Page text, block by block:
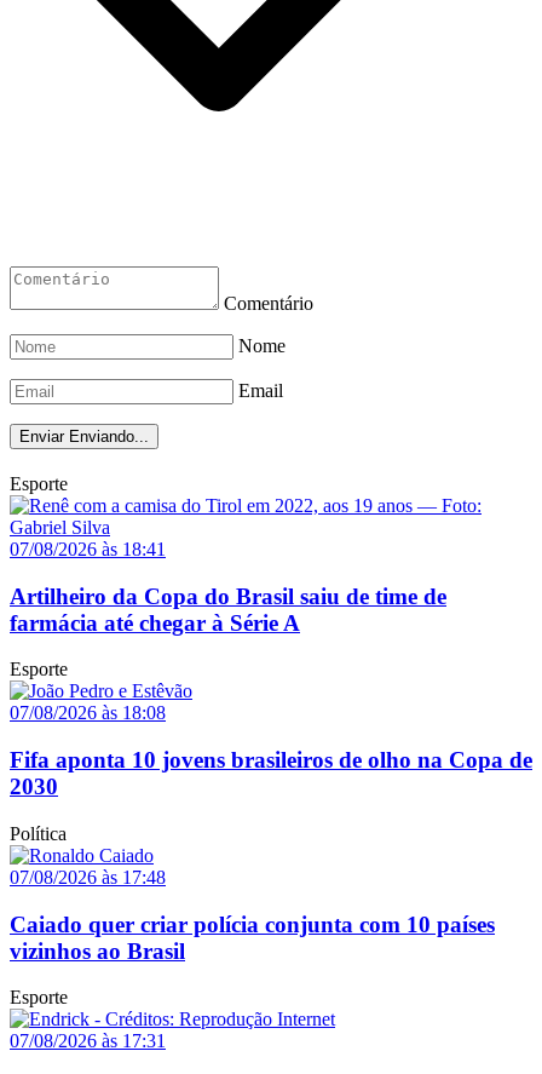
Comentário
Nome
Email
Enviar Enviando...
Esporte
07/08/2026 às 18:41
Artilheiro da Copa do Brasil saiu de time de
farmácia até chegar à Série A
Esporte
07/08/2026 às 18:08
Fifa aponta 10 jovens brasileiros de olho na Copa de
2030
Política
07/08/2026 às 17:48
Caiado quer criar polícia conjunta com 10 países
vizinhos ao Brasil
Esporte
07/08/2026 às 17:31